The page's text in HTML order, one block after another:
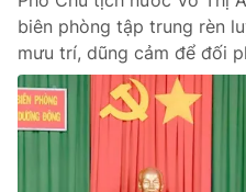
Khán giả
Giải sao mai
Âm nhạc
Sao
Du lịch
Làm đẹp
Chất lượng cuộc sống
Giáo dục
Tuyển sinh
Học trực tuyến
Công nghệ
Hitech Công nghệ tương lai
Giao lưu trực tuyến
biên phòng tập trung rèn
mưu trí, dũng cảm để đối